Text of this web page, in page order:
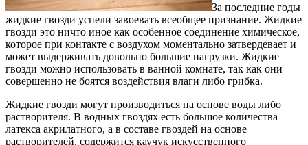
За последние годы
жидкие гвозди успели завоевать всеобщее признание. Жидкие
гвозди это ничто иное как особенное соединение химическое,
которое при контакте с воздухом моментально затвердевает и
может выдерживать довольно большие нагрузки. Жидкие
гвозди можно использовать в ванной комнате, так как они
совершенно не боятся воздействия влаги либо грибка.
Жидкие гвозди могут производиться на основе воды либо
растворителя. В водных гвоздях есть большое количества
латекса акрилатного, а в составе гвоздей на основе
растворителей, содержится каучук искусственного